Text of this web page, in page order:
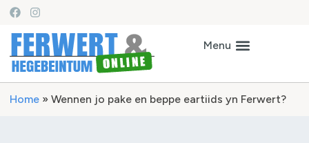
Home » Wennen jo pake en beppe eartiids yn Ferwert?